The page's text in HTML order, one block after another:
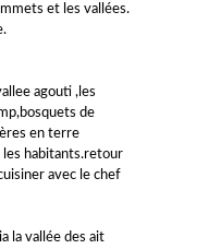
et les vallées.
agouti ,les
de
en terre
les habitants.retour
avec le chef
la vallée des ait